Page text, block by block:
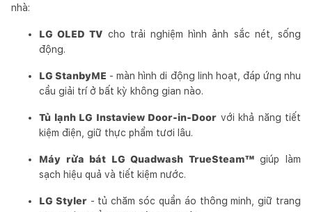
nhà:
LG OLED TV cho trải nghiệm hình ảnh sắc nét, sống
động.
LG StanbyME - màn hình di động linh hoạt, đáp ứng nhu
cầu giải trí ở bất kỳ không gian nào.
Tủ lạnh LG Instaview Door-in-Door với khả năng tiết
kiệm điện, giữ thực phẩm tươi lâu.
Máy rửa bát LG Quadwash TrueSteam™giúp làm
sạch hiệu quả và tiết kiệm nước.
LG Styler- tủ chăm sóc quần áo thông minh, giữ trang